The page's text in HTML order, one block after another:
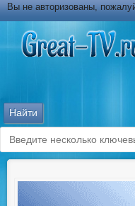
Вы не авторизованы,